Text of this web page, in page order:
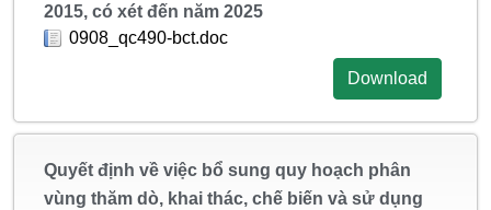
2015, có xét đến năm 2025
0908_qc490-bct.doc
Download
Quyết định về việc bổ sung quy hoạch phân
vùng thăm dò, khai thác, chế biến và sử dụng